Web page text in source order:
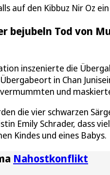
auf den Kibbuz Nir Oz
bejubeln Tod von
inszenierte die
in Chan
und
die vier schwarzen
Emily Schrader, dass
Kindes und eines Babys.
Nahostkonflikt